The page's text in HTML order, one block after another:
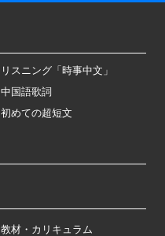
リスニング「時事中文」
中国語歌詞
初めての超短文
教材・カリキュラム